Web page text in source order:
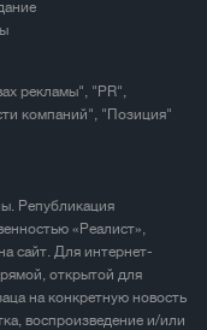
рекламы", "PR",
компаний", "Позиция"
Републикация
«Реалист»,
сайт. Для интернет-
открытой для
на конкретную новость
воспроизведение и/или